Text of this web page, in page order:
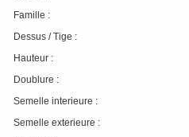
Famille :
Dessus / Tige :
Hauteur :
Doublure :
Semelle interieure :
Semelle exterieure :